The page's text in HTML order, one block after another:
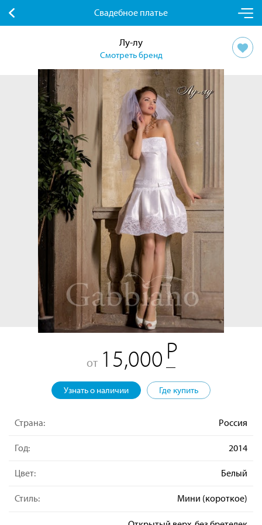
Свадебное платье
Лу-лу
Смотреть бренд
от 15,000
Узнать о наличии Где купить
Страна: Россия
Год: 2014
Цвет: Белый
Стиль: Мини (короткое)